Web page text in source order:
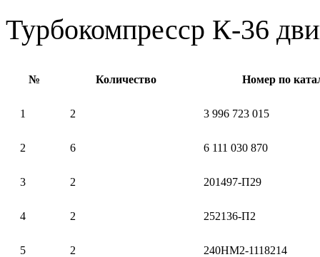
Турбокомпресср К-36
№ Количество Номер по
1 2 3 996 723 015
2 6 6 111 030 870
3 2 201497-П29
4 2 252136-П2
5 2 240НМ2-1118214